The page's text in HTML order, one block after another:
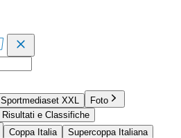
Sportmediaset XXL
Foto
Risultati e Classifiche
Coppa Italia
Supercoppa Italiana